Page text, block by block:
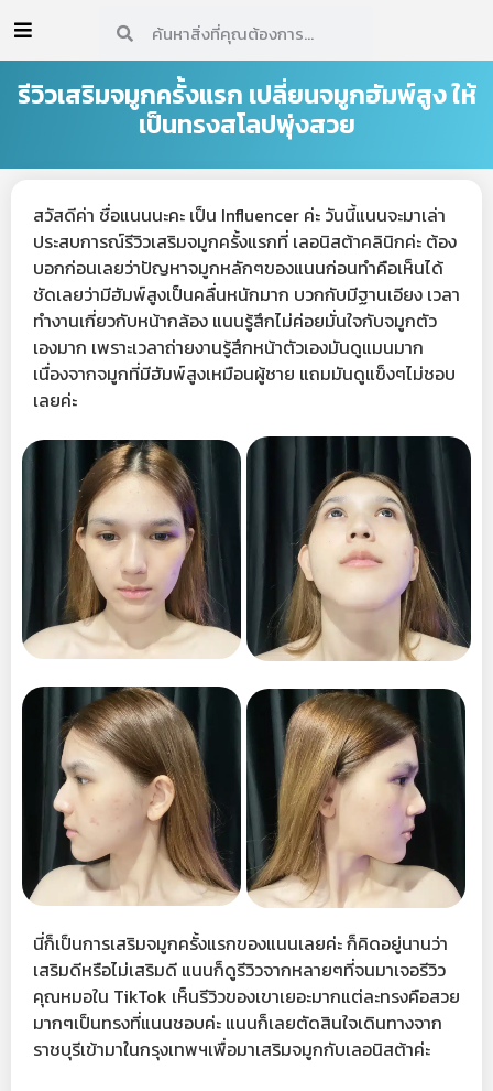
รีวิวเสริมจมูกครั้งแรก เปลี่ยนจมูกฮัมพ์สูง ให้
เป็นทรงสโลปพุ่งสวย
สวัสดีค่า ชื่อแนนนะคะ เป็น Influencer ค่ะ วันนี้แนนจะมาเล่า
ประสบการณ์รีวิวเสริมจมูกครั้งแรกที่ เลอนิสต้าคลินิกค่ะ ต้อง
บอกก่อนเลยว่าปัญหาจมูกหลักๆของแนนก่อนทำคือเห็นได้
ชัดเลยว่ามีฮัมพ์สูงเป็นคลื่นหนักมาก บวกกับมีฐานเอียง เวลา
ทำงานเกี่ยวกับหน้ากล้อง แนนรู้สึกไม่ค่อยมั่นใจกับจมูกตัว
เองมาก เพราะเวลาถ่ายงานรู้สึกหน้าตัวเองมันดูแมนมาก
เนื่องจากจมูกที่มีฮัมพ์สูงเหมือนผู้ชาย แถมมันดูแข็งๆไม่ชอบ
เลยค่ะ
นี่ก็เป็นการเสริมจมูกครั้งแรกของแนนเลยค่ะ ก็คิดอยู่นานว่า
เสริมดีหรือไม่เสริมดี แนนก็ดูรีวิวจากหลายๆที่จนมาเจอรีวิว
คุณหมอใน TikTok เห็นรีวิวของเขาเยอะมากแต่ละทรงคือสวย
มากๆเป็นทรงที่แนนชอบค่ะ แนนก็เลยตัดสินใจเดินทางจาก
ราชบุรีเข้ามาในกรุงเทพฯเพื่อมาเสริมจมูกกับเลอนิสต้าค่ะ